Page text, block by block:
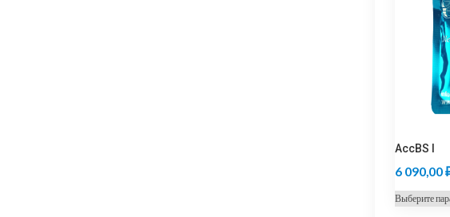
AccBS I
6 090,00
Выберите